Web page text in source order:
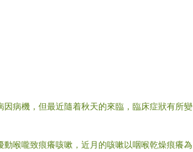
病機，但最近隨着秋天的來臨，臨床症狀有所變
喉嚨致痕癢咳嗽，近月的咳嗽以咽喉乾燥痕癢為